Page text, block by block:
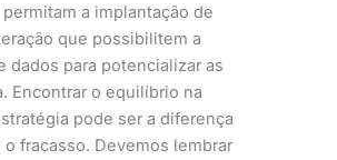
a implantação de
que possibilitem a
dados para potencializar as
Encontrar o equilíbrio na
pode ser a diferença
fracasso. Devemos lembrar